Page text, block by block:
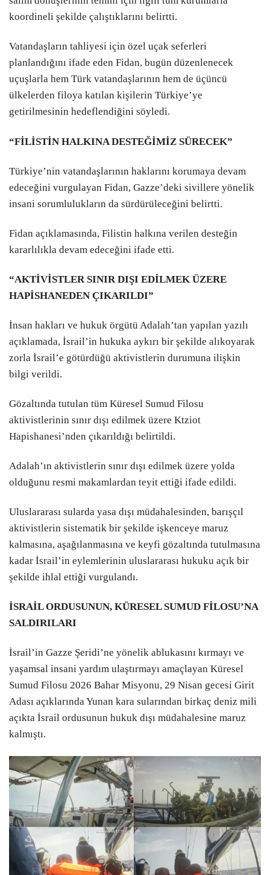
koordineli şekilde çalıştıklarını belirtti.
Vatandaşların tahliyesi için özel uçak seferleri
planlandığını ifade eden Fidan, bugün düzenlenecek
uçuşlarla hem Türk vatandaşlarının hem de üçüncü
ülkelerden filoya katılan kişilerin Türkiye’ye
getirilmesinin hedeflendiğini söyledi.
“FİLİSTİN HALKINA DESTEĞİMİZ SÜRECEK”
Türkiye’nin vatandaşlarının haklarını korumaya devam
edeceğini vurgulayan Fidan, Gazze’deki sivillere yönelik
insani sorumlulukların da sürdürüleceğini belirtti.
Fidan açıklamasında, Filistin halkına verilen desteğin
kararlılıkla devam edeceğini ifade etti.
“AKTİVİSTLER SINIR DIŞI EDİLMEK ÜZERE
HAPİSHANEDEN ÇIKARILDI”
İnsan hakları ve hukuk örgütü Adalah’tan yapılan yazılı
açıklamada, İsrail’in hukuka aykırı bir şekilde alıkoyarak
zorla İsrail’e götürdüğü aktivistlerin durumuna ilişkin
bilgi verildi.
Gözaltında tutulan tüm Küresel Sumud Filosu
aktivistlerinin sınır dışı edilmek üzere Ktziot
Hapishanesi’nden çıkarıldığı belirtildi.
Adalah’ın aktivistlerin sınır dışı edilmek üzere yolda
olduğunu resmi makamlardan teyit ettiği ifade edildi.
Uluslararası sularda yasa dışı müdahalesinden, barışçıl
aktivistlerin sistematik bir şekilde işkenceye maruz
kalmasına, aşağılanmasına ve keyfi gözaltında tutulmasına
kadar İsrail’in eylemlerinin uluslararası hukuku açık bir
şekilde ihlal ettiği vurgulandı.
İSRAİL ORDUSUNUN, KÜRESEL SUMUD FİLOSU’NA
SALDIRILARI
İsrail’in Gazze Şeridi’ne yönelik ablukasını kırmayı ve
yaşamsal insani yardım ulaştırmayı amaçlayan Küresel
Sumud Filosu 2026 Bahar Misyonu, 29 Nisan gecesi Girit
Adası açıklarında Yunan kara sularından birkaç deniz mili
açıkta İsrail ordusunun hukuk dışı müdahalesine maruz
kalmıştı.